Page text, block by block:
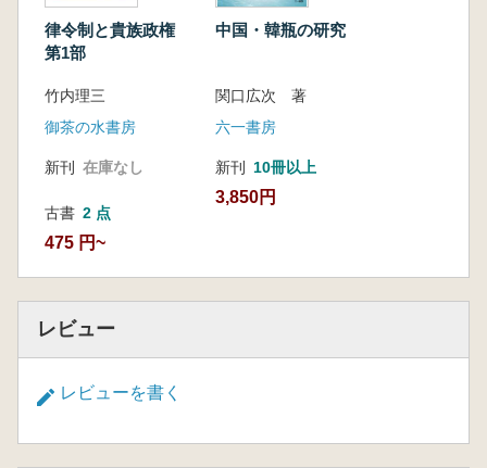
律令制と貴族政権
第1部
竹内理三
御茶の水書房
新刊 在庫なし
古書 2 点
475 円~
中国・韓瓶の研究
関口広次 著
六一書房
新刊 10冊以上
3,850円
レビュー
レビューを書く